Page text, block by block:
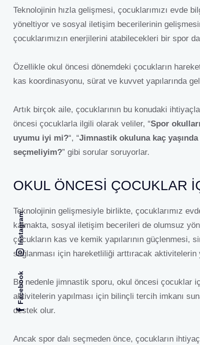
Teknolojinin hızla gelişmesi, çocuklarımızı evde
yöneltiyor ve sosyal iletişim becerilerinin
çocuklarımızın enerjilerini atabilecekleri bir spor
Özellikle okul öncesi dönemdeki çocukların
kas koordinasyonu, sürat ve kuvvet yapılarında
Artık birçok aile, çocuklarının bu konudaki
öncesi çocuklarla ilgili olarak veliler, “Spor
uyumu iyi mi?“, “Jimnastik okuluna kaç
seçmeliyim?” gibi sorular soruyorlar.
OKUL ÖNCESI ÇOCUKLAR
Teknolojinin gelişmesiyle birlikte, çocuklarımız
kalmakta, sosyal iletişim becerileri de olumsuz
çocukların kas ve kemik yapılarının güçlenmesi,
sağlanması için hareketliliği arttıracak aktivitelerin
Bu nedenle jimnastik sporu, okul öncesi çocuklar
aktivitelerin yapılması için bilinçli tercih imkanı
destek olur.
Ancak spor dalı seçmeden önce, çocukların
Facebook
Instagram